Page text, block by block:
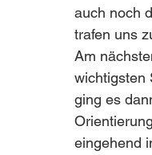
auch noch
trafen uns
Am
wichtigsten
ging es
eingehend